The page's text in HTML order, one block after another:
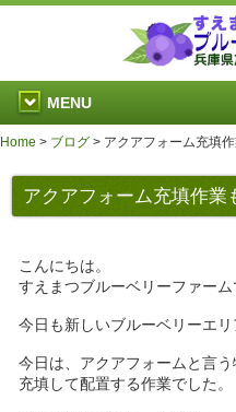
MENU
Home > ブログ > アクアフォーム充填
アクアフォーム充填作業
こんにちは。
すえまつブルーベリーファーム
今日も新しいブルーベリーエリ
今日は、アクアフォームと言
充填して配置する作業でした。